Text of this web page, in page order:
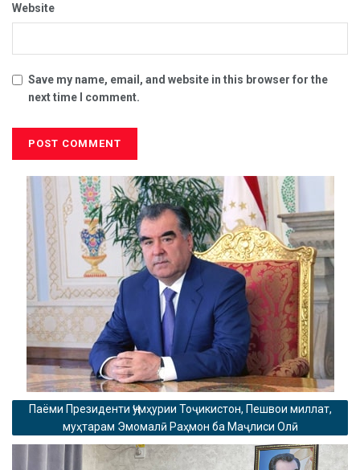
Website
Save my name, email, and website in this browser for the
next time I comment.
Паёми Президенти Ҷумҳурии Тоҷикистон, Пешвои миллат,
муҳтарам Эмомалӣ Раҳмон ба Маҷлиси Олӣ